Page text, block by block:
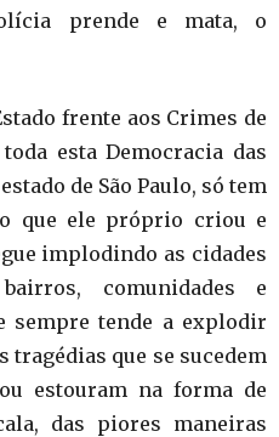
prende e mata, o
frente aos Crimes de
esta Democracia das
de São Paulo, só tem
que ele próprio criou e
implodindo as cidades
comunidades e
sempre tende a explodir
tragédias que se sucedem
estouram na forma de
das piores maneiras